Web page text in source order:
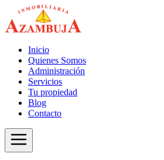
Inicio
Quienes Somos
Administración
Servicios
Tu propiedad
Blog
Contacto